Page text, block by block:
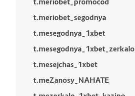
t.meriobet_segodnya
t.mesegodnya_1xbet
t.mesegodnya_1xbet_zerkalo
t.mesejchas_1xbet
t.meZanosy_NAHATE